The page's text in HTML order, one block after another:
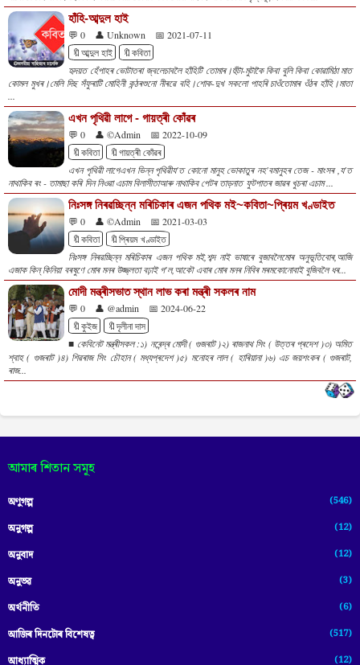
হাঁহি-আব্দুল হাই
💬 0 👤 Unknown
📅 2021-07-11
🔖আব্দুল হাই
🔖কবিতা
হৃদয়ত হেঁপাহৰ ভোটাতৰা জ্বলেচাবলৈ হাঁহিটি তোমাৰ।হুঁটা-মুটাকৈ কিবা বুলি কিবা কোৱামিঠা মাত
কোমল মুখৰ।মেলি দিছ সঁফুৰাটি মোহিনী কন্ঠৰশুনো নীৰৱে বহি।শোক-দুখ সকলো পাহৰি চাওঁতোমাৰ ওঁঠৰ হাঁহি।মাতা
...
এখন পৃথিৱী লাগে - গায়ত্ৰী কোঁৱৰ
💬 0 👤 ©Admin
📅 2022-10-09
🔖কবিতা
🔖গায়ত্ৰী কোঁৱৰ
এখন পৃথিৱী লাগেএখন ভিন্ন পৃথিৱীয'ত কোনো মানুহ ভোকাতুৰ নহ'বমানুহৰ তেজ - মাংসৰ ,য'ত
নাথাকিব ৰং - তামাছা কৰি দিন নিওৱা এচাম বিলাসীতাআৰু নাথাকিব পেটৰ তাড়নাত ফুটপাতৰ জাৱৰ খুচৰা এচাম ...
নিঃসঙ্গ নিৰৱচ্ছিন্ন মৰিচিকাৰ এজন পথিক মই~কবিতা~প্ৰিয়ম খণ্ডাইত
💬 0 👤 ©Admin
📅 2021-03-03
🔖কবিতা
🔖প্ৰিয়ম খণ্ডাইত
নিঃসঙ্গ নিৰৱচ্ছিন্ন মৰিচিকাৰ এজন পথিক মই,শব্দ নাই ভাষাৰে বুজাবলৈমোৰ অনুভূতিবোৰ,আজি
এজাক কিন্ কিনিয়া বৰষুণে মোৰ মনৰ উজ্জ্লতা বঢ়াই গ'ল,আকৌ এবাৰ মোৰ মনৰ নিবিৰ মৰমকোনোবাই বুজিবলৈ ধৰ...
মোদী মন্ত্ৰীসভাত স্থান লাভ কৰা মন্ত্ৰী সকলৰ নাম
💬 0 👤 @admin
📅 2024-06-22
🔖কুইজ
🔖দৃলীনা দাস
■ কেবিনেট মন্ত্ৰীসকল :১) নৰেন্দ্ৰ মোদী ( গুজৰাট )২) ৰাজনাথ সিং ( উত্তৰ প্ৰদেশ )৩) অমিত
শ্বাহ ( গুজৰাট )৪) শিৱৰাজ সিং চৌহান ( মধ্যপ্ৰদেশ )৫) মনোহৰ লাল ( হাৰিয়ানা )৬) এচ জয়শংকৰ ( গুজৰাট,
ৰাজ...
আমাৰ শিতান সমূহ
অণুগল্প (546)
অনুগল্প (12)
অনুবাদ (12)
অনুভৱ (3)
অৰ্থনীতি (6)
আজিৰ দিনটোৰ বিশেষত্ব (517)
আধ্যাত্মিক (12)